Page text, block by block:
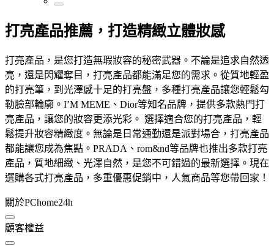
打亮產品推薦，打造精緻立體妝感
打亮產品，是您打造無瑕妝容的秘密武器。不論是追求自然透
亮，還是閃耀奪目，打亮產品都能滿足您的需求。從質地輕盈
的打亮筆，到光澤感十足的打亮盤，多種打亮產品讓您輕鬆勾
勒臉部輪廓。I’M MEME、Dior等知名品牌，提供多款熱門打
亮產品，讓您的妝容更添光彩。 選擇適合您的打亮產品，輕
鬆提升妝容精緻度。無論是日常通勤還是派對場合，打亮產品
都能讓您成為焦點。PRADA、rom&nd等品牌也推出多款打亮
產品，質地細緻、光澤自然，是您不可錯過的最新選擇。現在
選購各式打亮產品，多重優惠促銷中，人氣商品等您帶回家！
關於PChome24h
顧客權益